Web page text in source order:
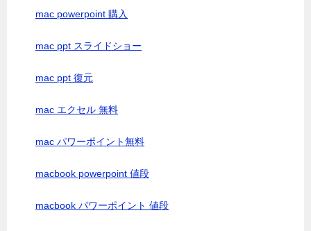
mac powerpoint 購入
mac ppt スライドショー
mac ppt 復元
mac エクセル 無料
mac パワーポイント無料
macbook powerpoint 値段
macbook パワーポイント 値段